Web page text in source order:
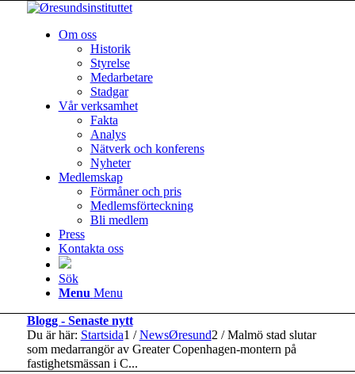
Om oss
Historik
Styrelse
Medarbetare
Stadgar
Vår verksamhet
Fakta
Analys
Nätverk och konferens
Nyheter
Medlemskap
Förmåner och pris
Medlemsförteckning
Bli medlem
Press
Kontakta oss
Sök
Menu Menu
Blogg - Senaste nytt
Du är här: Startsida1 / NewsØresund2 / Malmö stad slutar
som medarrangör av Greater Copenhagen-montern på
fastighetsmässan i C...